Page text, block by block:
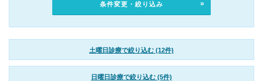
条件変更・絞り込み
土曜日診療で絞り込む (12件)
日曜日診療で絞り込む (5件)